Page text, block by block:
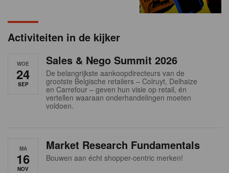
nActiviteiten in de kijker
WOE
24
SEP
Sales & Nego Summit 2026
De belangrijkste aankoopdirecteurs van de
grootste Belgische retailers – Colruyt, Delhaize
en Carrefour – geven hun visie op retail, én
vertellen waaraan onderhandelingen moeten
voldoen.
MA
16
NOV
Market Research Fundamentals
Bouwen aan écht shopper-centric merken!